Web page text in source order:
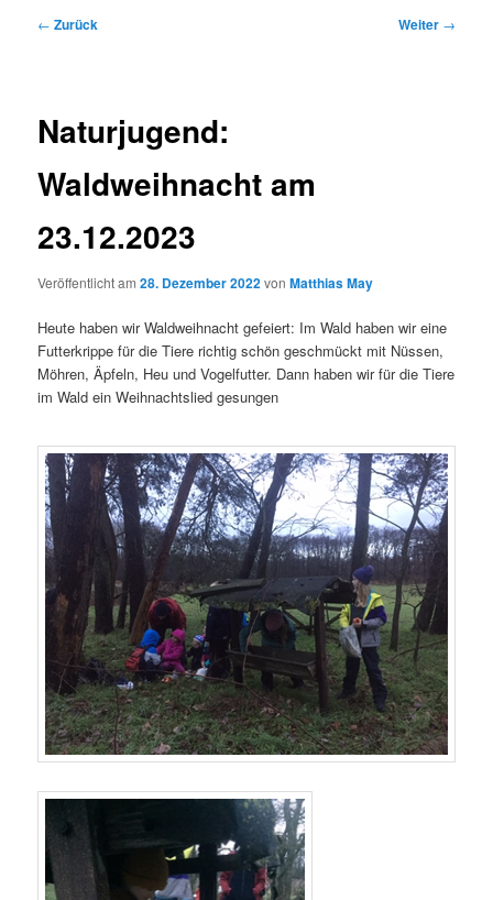
Beitragsnavigation
← Zurück Weiter →
Naturjugend:
Waldweihnacht am
23.12.2023
Veröffentlicht am28. Dezember 2022vonMatthias May
Heute haben wir Waldweihnacht gefeiert: Im Wald haben wir eine
Futterkrippe für die Tiere richtig schön geschmückt mit Nüssen,
Möhren, Äpfeln, Heu und Vogelfutter. Dann haben wir für die Tiere
im Wald ein Weihnachtslied gesungen